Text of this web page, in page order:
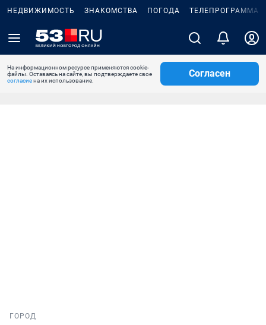
НЕДВИЖИМОСТЬ ЗНАКОМСТВА ПОГОДА ТЕЛЕПРОГРАММА
На информационном ресурсе применяются cookie-
файлы. Оставаясь на сайте, вы подтверждаете свое
согласиена их использование.
Согласен
ГОРОД